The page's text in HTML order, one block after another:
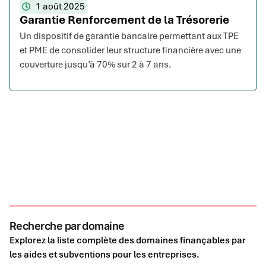
1 août 2025
Garantie Renforcement de la Trésorerie
Un dispositif de garantie bancaire permettant aux TPE
et PME de consolider leur structure financière avec une
couverture jusqu’à 70% sur 2 à 7 ans.
Recherche par domaine
Explorez la liste complète des domaines finançables par
les aides et subventions pour les entreprises.